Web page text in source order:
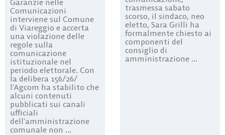
Comunicazioni
interviene sul Comune
di Viareggio e accerta
una violazione delle
regole sulla
comunicazione
istituzionale nel
periodo elettorale. Con
la delibera 156/26/
l’Agcom ha stabilito che
alcuni contenuti
pubblicati sui canali
ufficiali
dell’amministrazione
comunale non ...
trasmessa sabato
scorso, il sindaco, neo
eletto, Sara Grilli ha
formalmente chiesto ai
componenti del
consiglio di
amministrazione ...